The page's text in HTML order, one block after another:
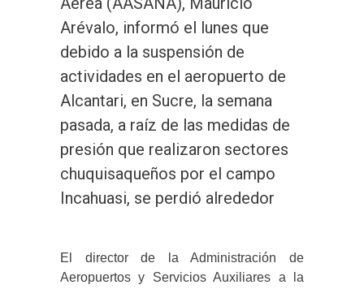
Arévalo, informó el lunes que
debido a la suspensión de
actividades en el aeropuerto de
Alcantari, en Sucre, la semana
pasada, a raíz de las medidas de
presión que realizaron sectores
chuquisaqueños por el campo
Incahuasi, se perdió alrededor
El director de la Administración de
Aeropuertos y Servicios Auxiliares a la